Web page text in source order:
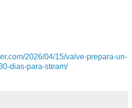
2026/04/15/valve-prepara-un-
dias-para-steam/